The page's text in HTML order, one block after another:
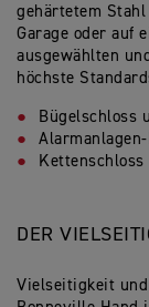
gehärtetem
Garage oder auf
ausgewählten
höchste
Bügelschloss
DER
Vielseitigkeit